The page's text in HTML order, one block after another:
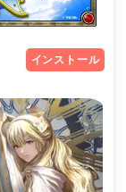
インストール